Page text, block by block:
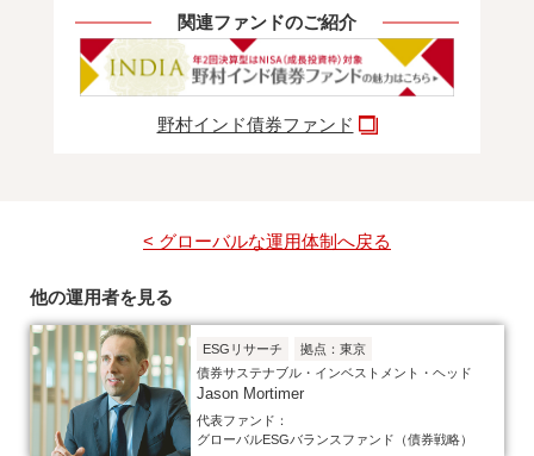
関連ファンドのご紹介
野村インド債券ファンド
< グローバルな運用体制へ戻る
他の運用者を見る
ESGリサーチ
拠点：東京
債券サステナブル・インベストメント・ヘッド
Jason Mortimer
代表ファンド：
グローバルESGバランスファンド（債券戦略）